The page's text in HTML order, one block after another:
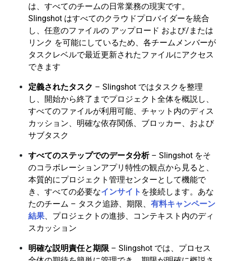
は、すべてのチームの日常業務の現実です。
Slingshot はすべてのクラウドプロバイダーを統合
し、任意のファイルの アップロード および/または
リンク を可能にしているため、各チームメンバーが
タスクレベルで最近更新されたファイルにアクセス
できます
定義されたタスク – Slingshot ではタスクを整理
し、開始から終了までプロジェクト全体を概説し、
すべてのファイルが利用可能、チャット内のディス
カッション、明確な依存関係、ブロッカー、および
サブタスク
すべてのステップでのデータ分析– Slingshot をそ
のコラボレーションアプリ特性の観点から見ると、
本質的にプロジェクト管理センターとして機能で
き、すべての必要なインサイト を接続します。あな
たのチーム – タスク追跡、期限、 有料キャンペーン
結果、プロジェクトの進捗、コンテキスト内のディ
スカッション
明確な説明責任と期限 – Slingshot では、プロセス